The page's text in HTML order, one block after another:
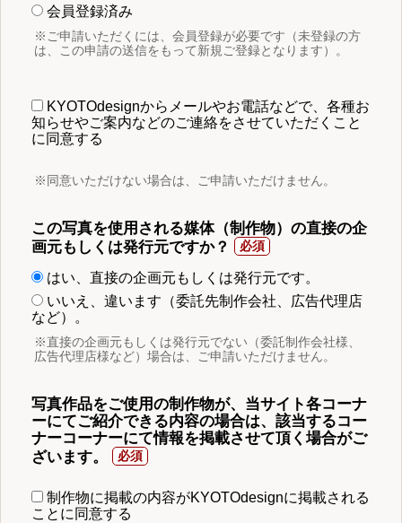
会員登録済み
※ご申請いただくには、会員登録が必要です（未登録の方
は、この申請の送信をもって新規ご登録となります）。
KYOTOdesignからメールやお電話などで、各種お
知らせやご案内などのご連絡をさせていただくこと
に同意する
※同意いただけない場合は、ご申請いただけません。
この写真を使用される媒体（制作物）の直接の企
画元もしくは発行元ですか？
はい、直接の企画元もしくは発行元です。
いいえ、違います（委託先制作会社、広告代理店
など）。
※直接の企画元もしくは発行元でない（委託制作会社様、
広告代理店様など）場合は、ご申請いただけません。
写真作品をご使用の制作物が、当サイト各コーナ
ーにてご紹介できる内容の場合は、該当するコー
ナーコーナーにて情報を掲載させて頂く場合がご
ざいます。
制作物に掲載の内容がKYOTOdesignに掲載される
ことに同意する